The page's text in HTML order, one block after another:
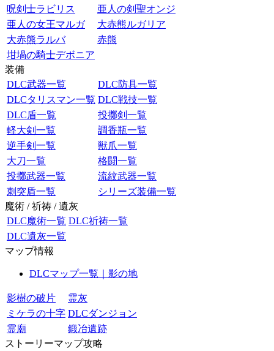
呪剣士ラビリス
亜人の剣聖オンジ
亜人の女王マルガ
大赤熊ルガリア
大赤熊ラルバ
赤熊
坩堝の騎士デボニア
装備
DLC武器一覧
DLC防具一覧
DLCタリスマン一覧 DLC戦技一覧
DLC盾一覧
投擲剣一覧
軽大剣一覧
調香瓶一覧
逆手剣一覧
獣爪一覧
大刀一覧
格闘一覧
投擲武器一覧
流紋武器一覧
刺突盾一覧
シリーズ装備一覧
魔術 / 祈祷 / 遺灰
DLC魔術一覧 DLC祈祷一覧
DLC遺灰一覧
マップ情報
DLCマップ一覧｜影の地
影樹の破片
霊灰
ミケラの十字 DLCダンジョン
霊廟
鍛冶遺跡
ストーリーマップ攻略